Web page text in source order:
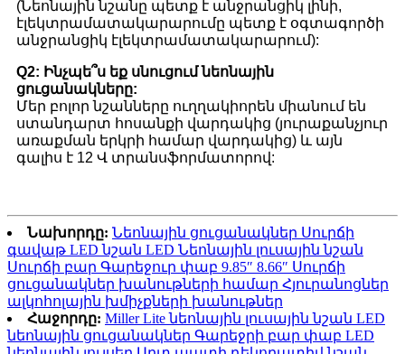
(Նեոնային նշանը պետք է անջրանցիկ լինի,
էլեկտրամատակարարումը պետք է օգտագործի
անջրանցիկ էլեկտրամատակարարում):
Q2: Ինչպե՞ս եք սնուցում նեոնային
ցուցանակները:
Մեր բոլոր նշանները ուղղակիորեն միանում են
ստանդարտ հոսանքի վարդակից (յուրաքանչյուր
առաքման երկրի համար վարդակից) և այն
գալիս է 12 Վ տրանսֆորմատորով:
Նախորդը: Նեոնային ցուցանակներ Սուրճի
գավաթ LED նշան LED Նեոնային լուսային նշան
Սուրճի բար Գարեջուր փաբ 9.85″ 8.66″ Սուրճի
ցուցանակներ խանութների համար Հյուրանոցներ
ալկոհոլային խմիչքների խանութներ
Հաջորդը: Miller Lite նեոնային լուսային նշան LED
նեոնային ցուցանակներ Գարեջրի բար փաբ LED